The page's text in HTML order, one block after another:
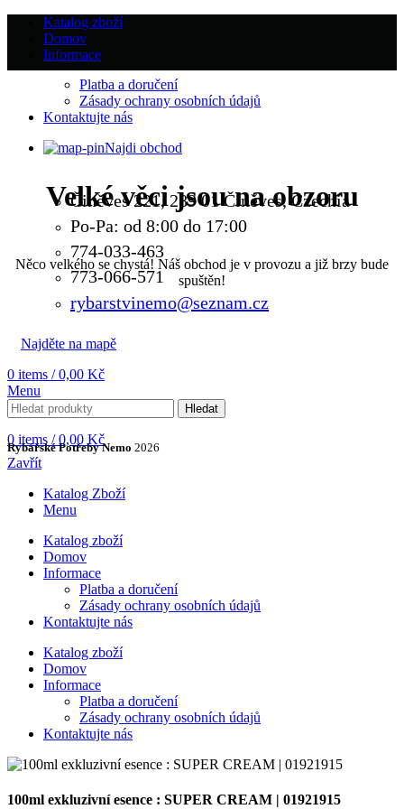
Katalog zboží
Domov
Informace
Platba a doručení
Zásady ochrany osobních údajů
Kontaktujte nás
Najdi obchod
Činěves 221, 289 01 Činěves, Czechia
Po-Pa: od 8:00 do 17:00
774-033-463
773-066-571
rybarstvinemo@seznam.cz
Najděte na mapě
0 items / 0,00 Kč
Menu
Hledat
0 items / 0,00 Kč
Velké věci jsou na obzoru
Něco velkého se chystá! Náš obchod je v provozu a již brzy bude
spuštěn!
Rybářské Potřeby Nemo 2026
Zavřít
Katalog Zboží
Menu
Katalog zboží
Domov
Informace
Platba a doručení
Zásady ochrany osobních údajů
Kontaktujte nás
Katalog zboží
Domov
Informace
Platba a doručení
Zásady ochrany osobních údajů
Kontaktujte nás
100ml exkluzivní esence : SUPER CREAM | 01921915